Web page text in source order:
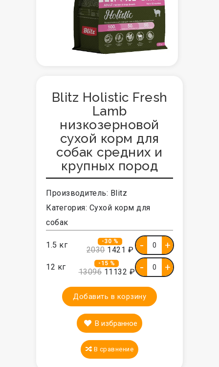
Blitz Holistic Fresh
Lamb
низкозерновой
сухой корм для
собак средних и
крупных пород
Производитель: Blitz
Категория: Сухой корм для
собак
1.5 кг
20301421 ₽
-30 %
12 кг
13096 11132 ₽
-15 %
Добавить в корзину
В избранное
В сравнение